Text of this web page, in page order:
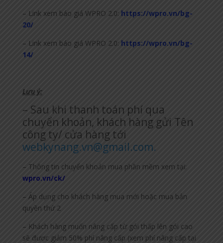
– Link xem báo giá WPRO 2.0: https://wpro.vn/bg-
20/
– Link xem báo giá WPRO 2.0: https://wpro.vn/bg-
14/
Lưu ý:
– Sau khi thanh toán phí qua
chuyển khoản, khách hàng gửi Tên
công ty/ cửa hàng tới
webkynang.vn@gmail.com.
– Thông tin chuyển khoản mua phần mềm xem tại:
wpro.vn/ck/
– Áp dụng cho khách hàng mua mới hoặc mua bản
quyền thứ 2
– Khách hàng muốn nâng cấp từ gói thấp lên gói cao
sẽ được giảm 50% phí nâng cấp (xem phí nâng cấp tại